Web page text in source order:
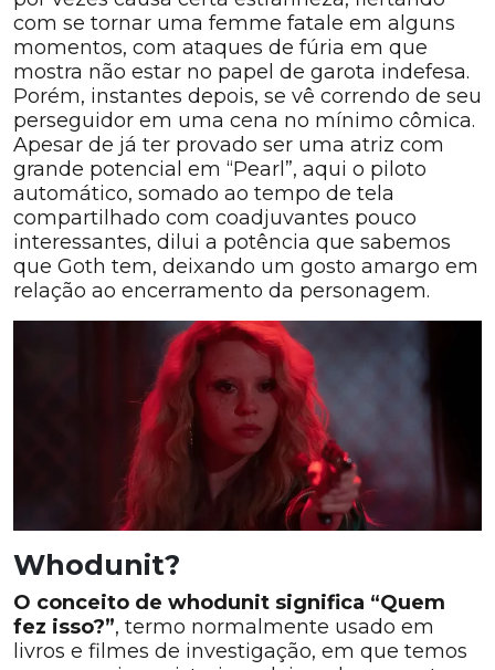
com se tornar uma femme fatale em alguns
momentos, com ataques de fúria em que
mostra não estar no papel de garota indefesa.
Porém, instantes depois, se vê correndo de seu
perseguidor em uma cena no mínimo cômica.
Apesar de já ter provado ser uma atriz com
grande potencial em “Pearl”, aqui o piloto
automático, somado ao tempo de tela
compartilhado com coadjuvantes pouco
interessantes, dilui a potência que sabemos
que Goth tem, deixando um gosto amargo em
relação ao encerramento da personagem.
Whodunit?
O conceito de whodunit significa “Quem
fez isso?”, termo normalmente usado em
livros e filmes de investigação, em que temos